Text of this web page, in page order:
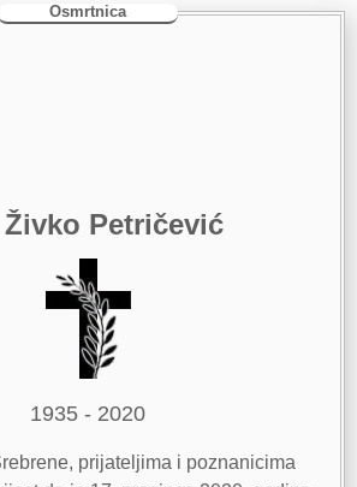
Osmrtnica
Petričević
1935 - 2020
prijateljima i poznanicima